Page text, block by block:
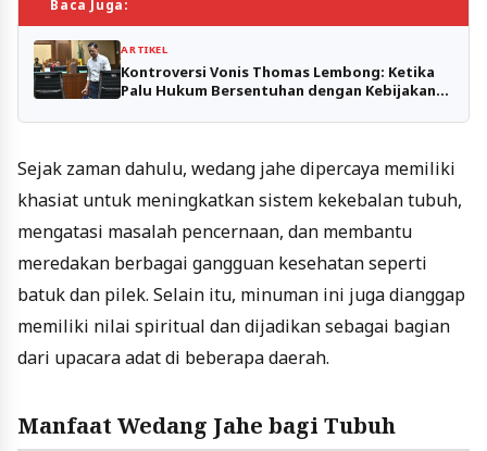
Baca Juga:
ARTIKEL
Kontroversi Vonis Thomas Lembong: Ketika
Palu Hukum Bersentuhan dengan Kebijakan
Sejak zaman dahulu, wedang jahe dipercaya memiliki
khasiat untuk meningkatkan sistem kekebalan tubuh,
mengatasi masalah pencernaan, dan membantu
meredakan berbagai gangguan kesehatan seperti
batuk dan pilek. Selain itu, minuman ini juga dianggap
memiliki nilai spiritual dan dijadikan sebagai bagian
dari upacara adat di beberapa daerah.
Manfaat Wedang Jahe bagi Tubuh